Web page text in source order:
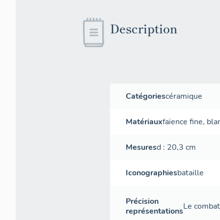
Description
Catégoriescéramique
Matériauxfaïence fine,
Mesuresd : 20,3 cm
Iconographiesbataille
Précision
représentationsLe